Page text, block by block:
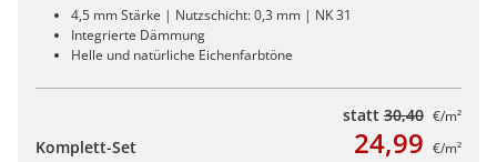
4,5 mm Stärke | Nutzschicht: 0,3 mm | NK 31
Integrierte Dämmung
Helle und natürliche Eichenfarbtöne
statt 30,40 €/m²
Komplett-Set 24,99 €/m²